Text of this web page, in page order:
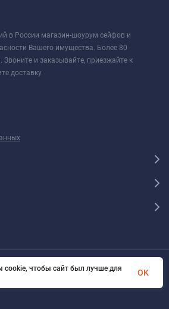
в России магазин-шоурум сейфов и
Вашего имущества. Более 80
и заказывайте, приезжайте к
доставку.
safe.ru Все права защищены
чтобы сайт был лучше для
OK